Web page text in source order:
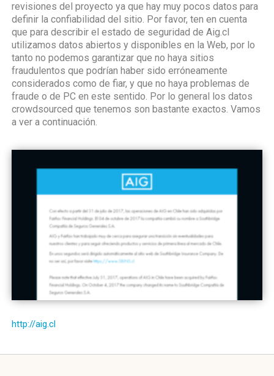
revisiones del proyecto ya que hay muy pocos datos para
definir la confiabilidad del sitio. Por favor, ten en cuenta
que para describir el estado de seguridad de Aig.cl
utilizamos datos abiertos y disponibles en la Web, por lo
tanto no podemos garantizar que no haya sitios
fraudulentos que podrían haber sido erróneamente
considerados como de fiar, y que no haya problemas de
fraude o de PC en este sentido. Por lo general los datos
crowdsourced que tenemos son bastante exactos. Vamos
a ver a continuación.
http://aig.cl